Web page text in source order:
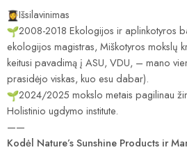
Išsilavinimas
2008-2018 Ekologijos ir aplinkotyros
ekologijos magistras, Miškotyros mokslų
keitusi pavadimą į ASU, VDU, – mano
prasidėjo viskas, kuo esu dabar).
2024/2025 mokslo metais pagilinau
Holistinio ugdymo institute.
——
Kodėl Nature’s Sunshine Products ir